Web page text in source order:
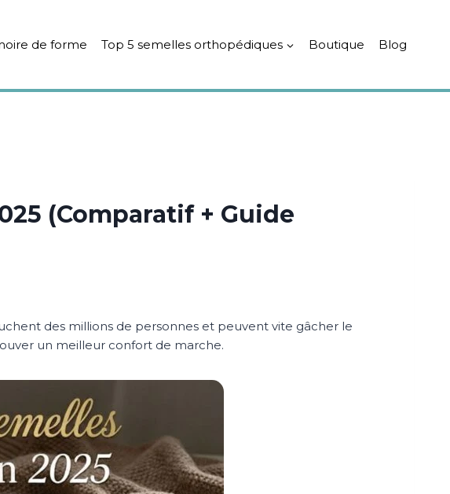
de forme Top 5 semelles orthopédiques Boutique Blog
(Comparatif + Guide
des millions de personnes et peuvent vite gâcher le
un meilleur confort de marche.